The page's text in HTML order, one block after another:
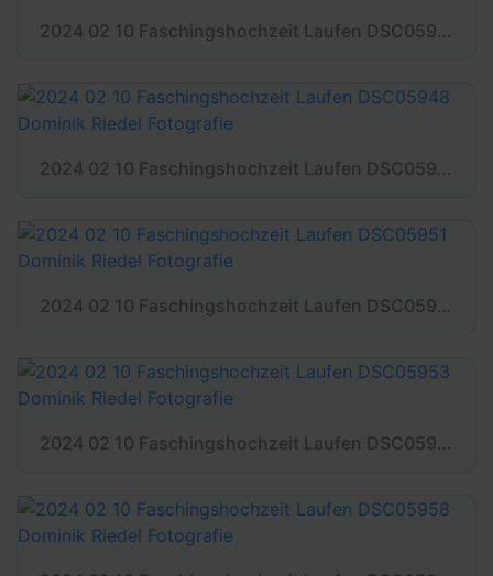
2024 02 10 Faschingshochzeit Laufen DSC05944 Dominik Riedel Fotografie
2024 02 10 Faschingshochzeit Laufen DSC05948 Dominik Riedel Fotografie
2024 02 10 Faschingshochzeit Laufen DSC05951 Dominik Riedel Fotografie
2024 02 10 Faschingshochzeit Laufen DSC05953 Dominik Riedel Fotografie